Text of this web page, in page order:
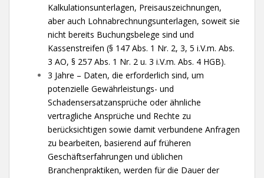
Kalkulationsunterlagen, Preisauszeichnungen,
aber auch Lohnabrechnungsunterlagen, soweit sie
nicht bereits Buchungsbelege sind und
Kassenstreifen (§ 147 Abs. 1 Nr. 2, 3, 5 i.V.m. Abs.
3 AO, § 257 Abs. 1 Nr. 2 u. 3 i.V.m. Abs. 4 HGB).
3 Jahre – Daten, die erforderlich sind, um
potenzielle Gewährleistungs- und
Schadensersatzansprüche oder ähnliche
vertragliche Ansprüche und Rechte zu
berücksichtigen sowie damit verbundene Anfragen
zu bearbeiten, basierend auf früheren
Geschäftserfahrungen und üblichen
Branchenpraktiken, werden für die Dauer der